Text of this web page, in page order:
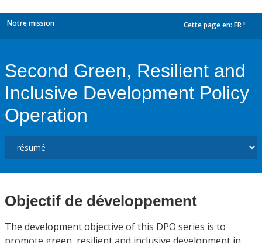
Notre mission Cette page en: FR
Second Green, Resilient and
Inclusive Development Policy
Operation
Objectif de développement
The development objective of this DPO series is to